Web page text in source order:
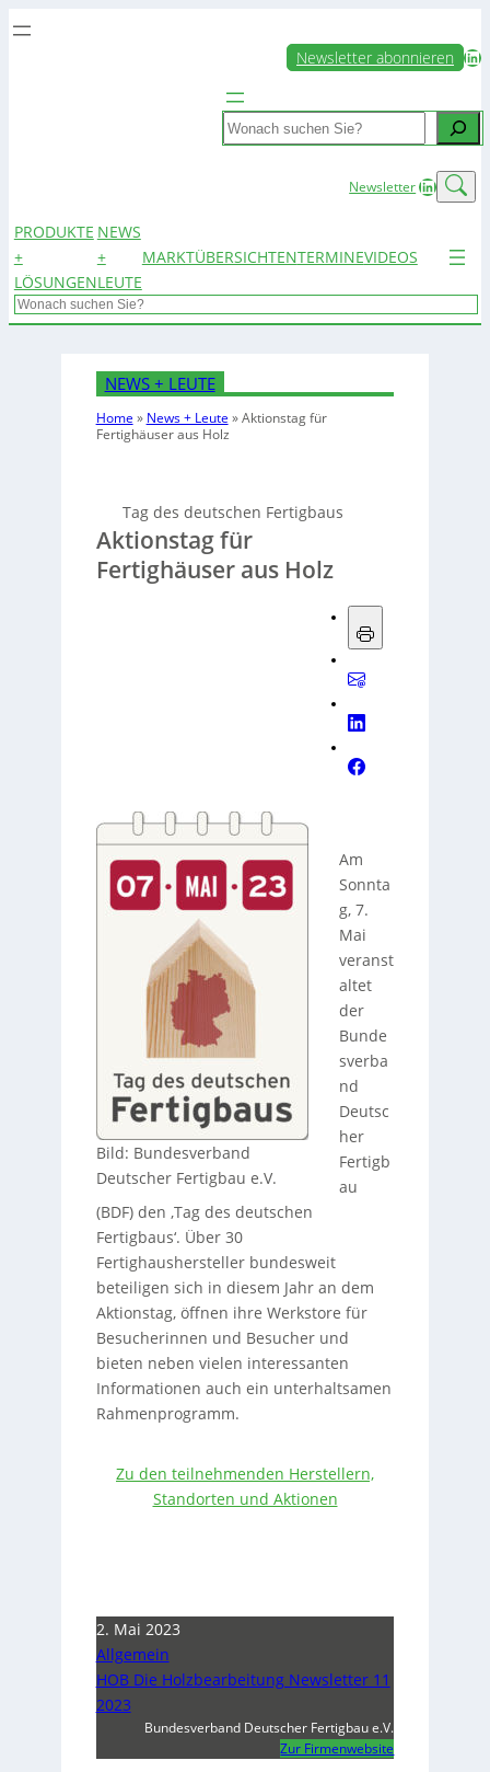
Newsletter abonnieren LinkedIn
Search
NewsletterLinkedIn
PRODUKTE
+
LÖSUNGEN
NEWS
+
LEUTE
MARKTÜBERSICHTENTERMINEVIDEOS
Search
NEWS + LEUTE
Home » News + Leute »Aktionstag für
Fertighäuser aus Holz
Tag des deutschen Fertigbaus
Aktionstag für
Fertighäuser aus Holz
Bild: Bundesverband
Deutscher Fertigbau e.V.
Am
Sonnta
g, 7.
Mai
veranst
altet
der
Bunde
sverba
nd
Deutsc
her
Fertigb
au
(BDF) den ‚Tag des deutschen
Fertigbaus‘. Über 30
Fertighaushersteller bundesweit
beteiligen sich in diesem Jahr an dem
Aktionstag, öffnen ihre Werkstore für
Besucherinnen und Besucher und
bieten neben vielen interessanten
Informationen auch ein unterhaltsamen
Rahmenprogramm.
Zu den teilnehmenden Herstellern,
Standorten und Aktionen
2. Mai 2023
Allgemein
HOB Die Holzbearbeitung Newsletter 11
2023
Bundesverband Deutscher Fertigbau e.V.
Zur Firmenwebsite